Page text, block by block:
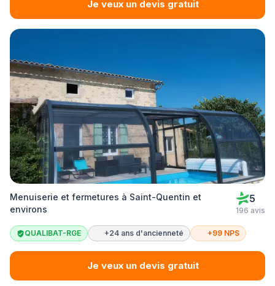
Je veux un devis gratuit
Menuiserie et fermetures à Saint-Quentin et
environs
5
196 avis
QUALIBAT-RGE +24 ans d'ancienneté +99 NPS
Je veux un devis gratuit